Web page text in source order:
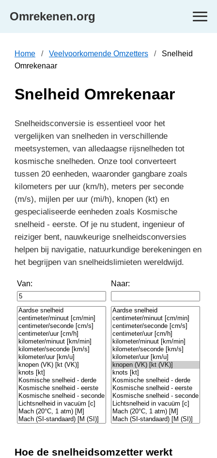
Omrekenen.org
Home Veelvoorkomende Omzetters
Snelheid
Omrekenaar
Snelheid Omrekenaar
Snelheidsconversie is essentieel voor het
vergelijken van snelheden in verschillende
meetsystemen, van alledaagse rijsnelheden tot
kosmische snelheden. Onze tool converteert
tussen 20 eenheden, waaronder gangbare zoals
kilometers per uur (km/h), meters per seconde
(m/s), mijlen per uur (mi/h), knopen (kt) en
gespecialiseerde eenheden zoals Kosmische
snelheid - eerste. Of je nu student, ingenieur of
reiziger bent, nauwkeurige snelheidsconversies
helpen bij navigatie, natuurkundige berekeningen en
het begrijpen van snelheidslimieten wereldwijd.
Van: Naar:
Hoe de snelheidsomzetter werkt